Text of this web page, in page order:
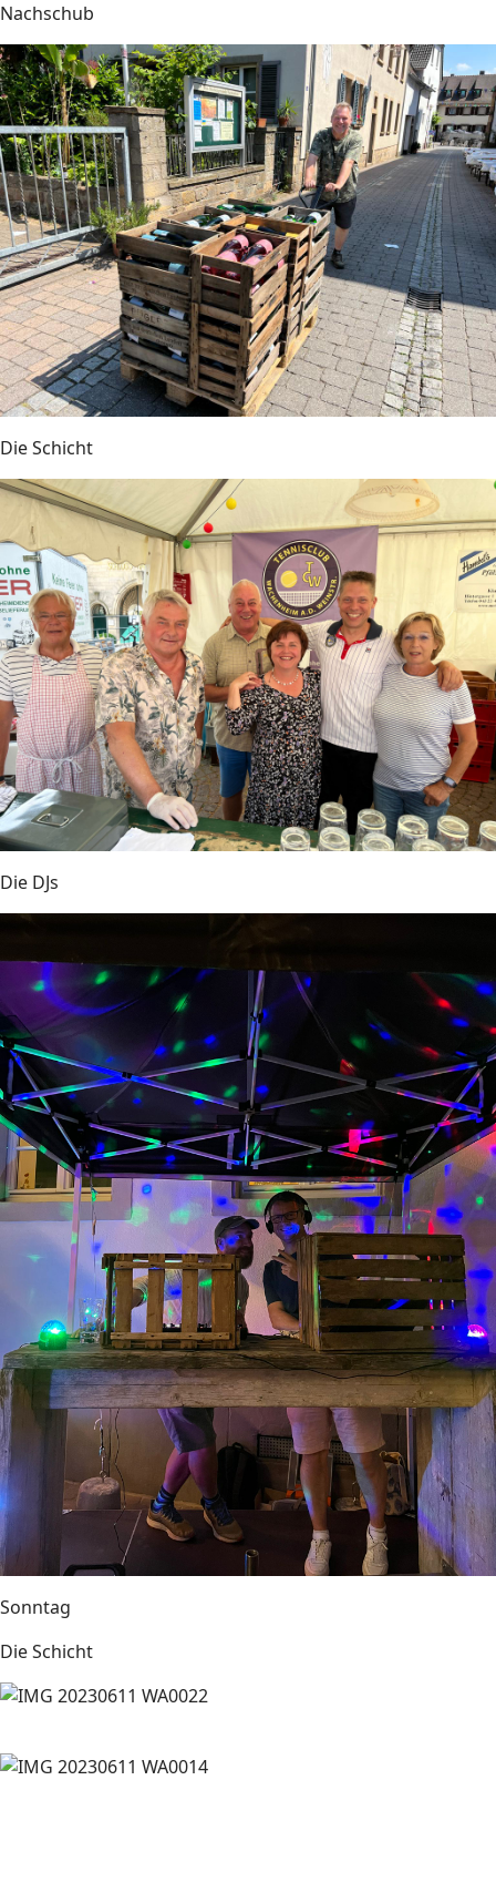
Nachschub
Die Schicht
Die DJs
Sonntag
Die Schicht